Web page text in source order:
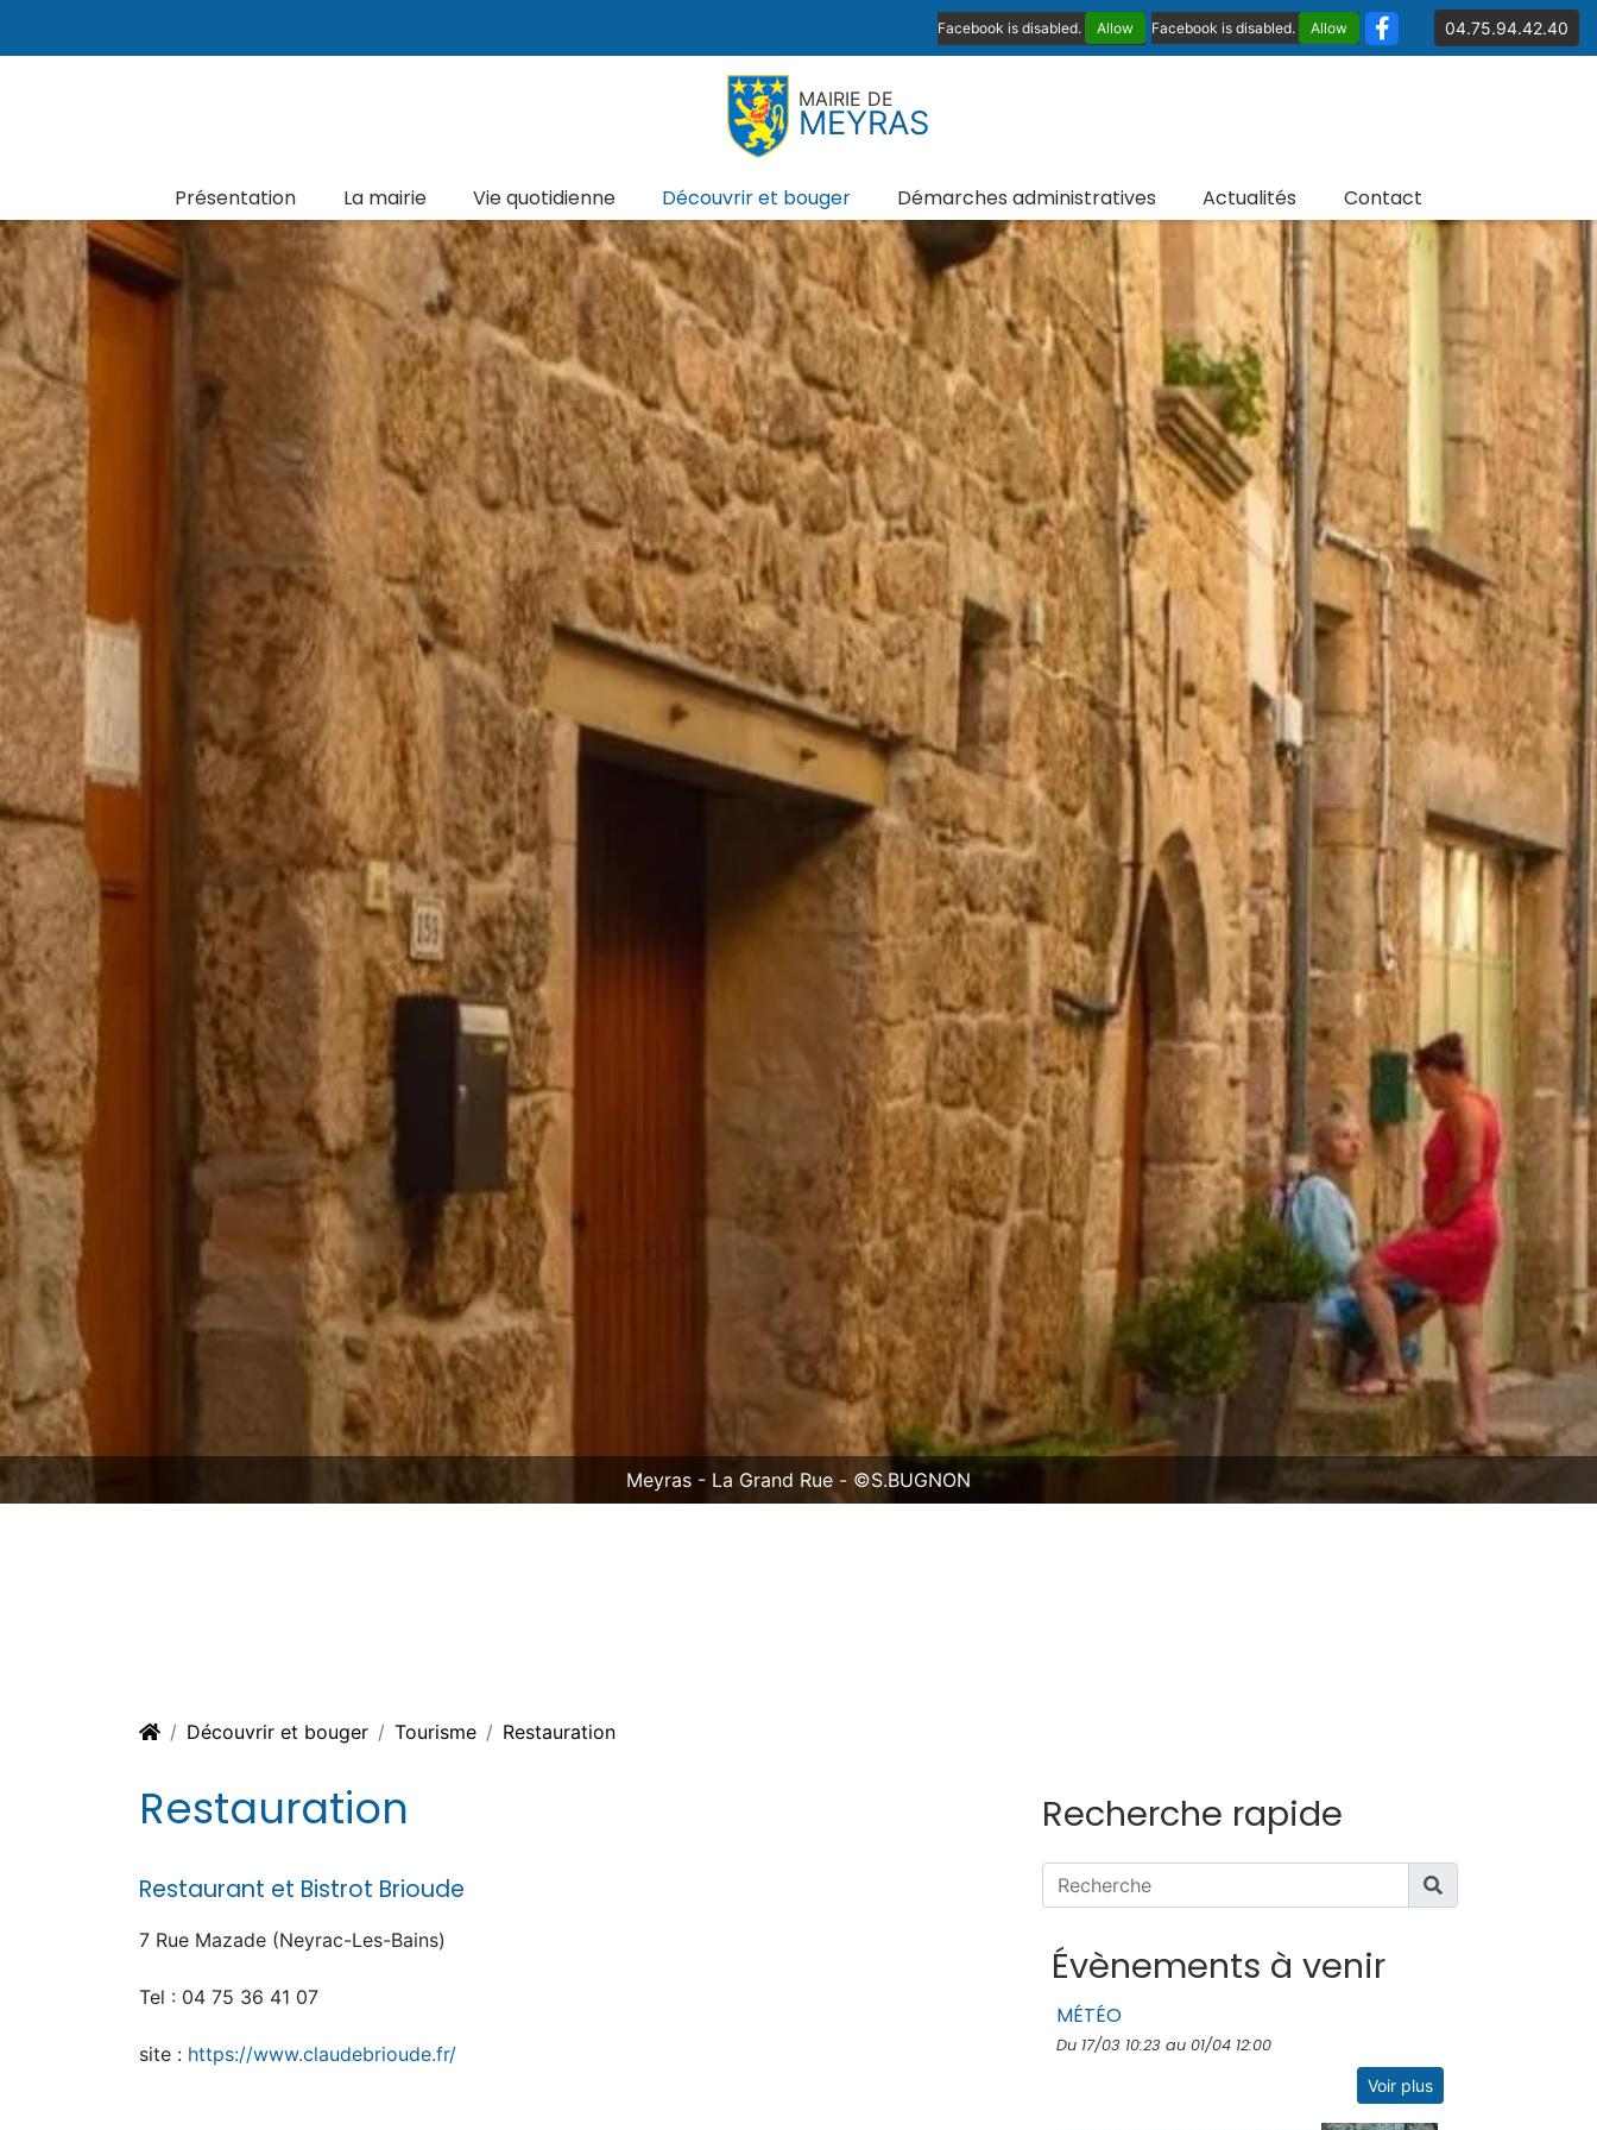
Facebook is disabled. Allow Facebook is disabled. Allow 04.75.94.42.40
MAIRIE DE
MEYRAS
Présentation La mairie Vie quotidienne Découvrir et bouger Démarches administratives Actualités Contact
Découvrir et bouger Tourisme Restauration
Restauration
Restaurant et Bistrot Brioude
7 Rue Mazade (Neyrac-Les-Bains)
Tel : 04 75 36 41 07
site : https://www.claudebrioude.fr/
Recherche rapide
Évènements à venir
MÉTÉO
Du 17/03 10:23 au 01/04 12:00
Voir plus